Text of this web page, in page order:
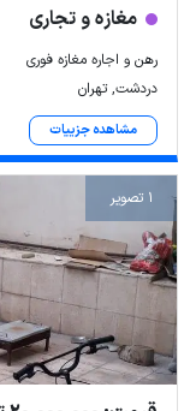
مغازه و تجاری
رهن و اجاره مغازه فوری
دردشت, تهران
مشاهده جزییات
1 تصویر